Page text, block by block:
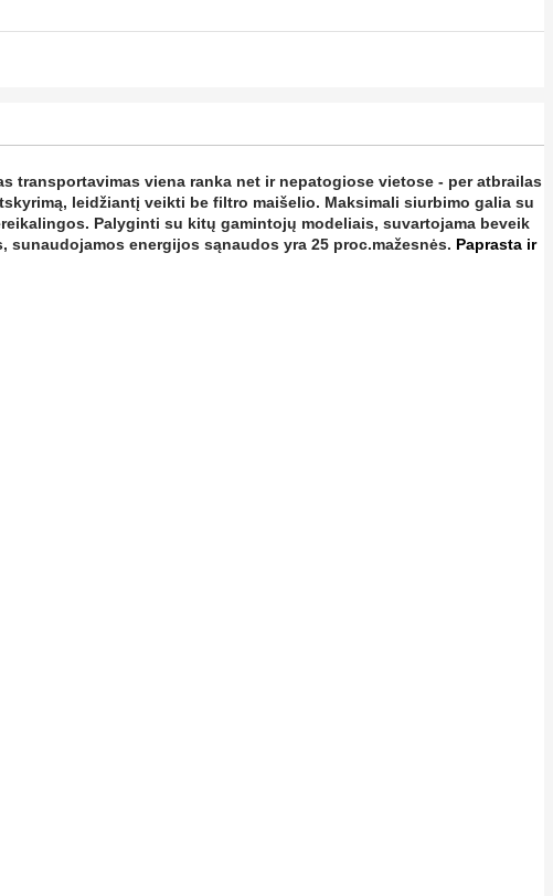
viena ranka net ir nepatogiose vietose - per atbrailas
leidžiantį veikti be filtro maišelio. Maksimali siurbimo galia su
Palyginti su kitų gamintojų modeliais, suvartojama beveik
energijos sąnaudos yra 25 proc.mažesnės. Paprasta ir